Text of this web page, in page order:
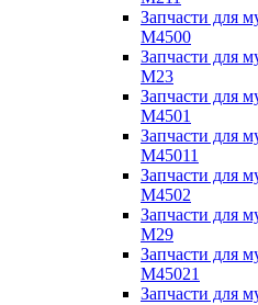
Запчасти для
M4500
Запчасти для
M23
Запчасти для
M4501
Запчасти для
M45011
Запчасти для
M4502
Запчасти для
M29
Запчасти для
M45021
Запчасти для